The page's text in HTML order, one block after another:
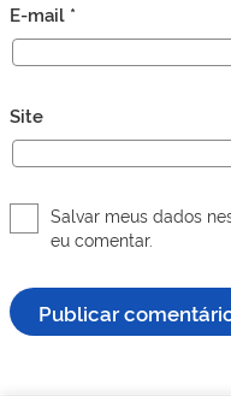
E-mail *
Site
Salvar meus dados
eu comentar.